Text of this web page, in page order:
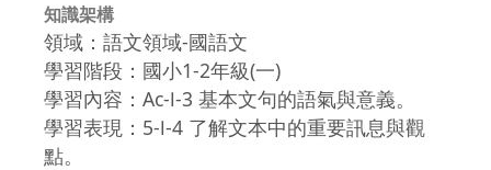
知識架構
領域：語文領域-國語文
學習階段：國小1-2年級(一)
學習內容：Ac-Ⅰ-3 基本文句的語氣與意義。
學習表現：5-Ⅰ-4 了解文本中的重要訊息與觀
點。